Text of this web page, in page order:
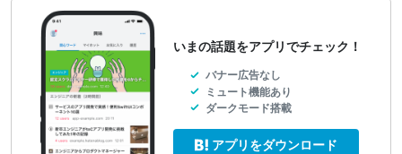
いまの話題をアプリでチェック！
バナー広告なし
ミュート機能あり
ダークモード搭載
アプリをダウンロード